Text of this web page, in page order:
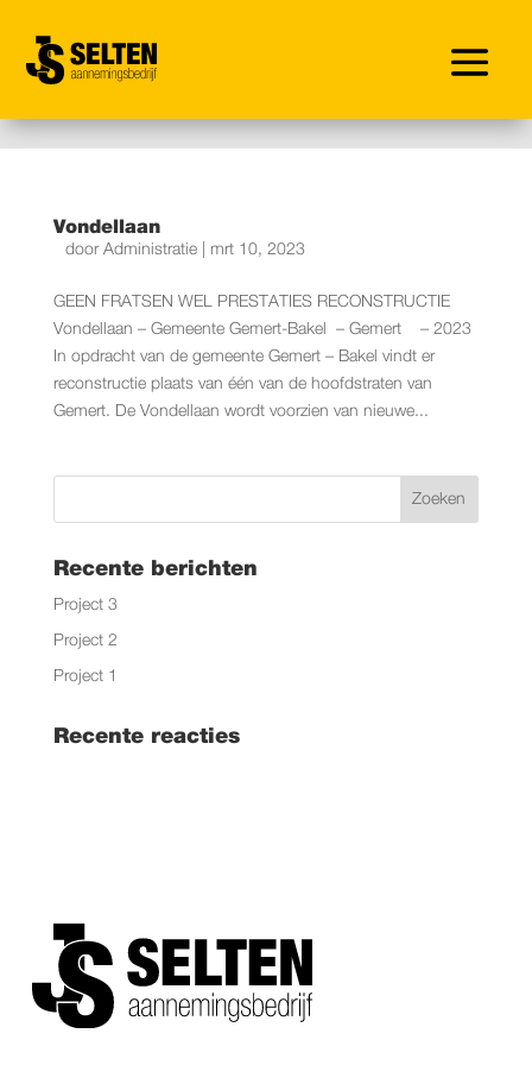
Vondellaan
door Administratie| mrt 10, 2023
GEEN FRATSEN WEL PRESTATIES RECONSTRUCTIE
Vondellaan – Gemeente Gemert-Bakel – Gemert – 2023
In opdracht van de gemeente Gemert – Bakel vindt er
reconstructie plaats van één van de hoofdstraten van
Gemert. De Vondellaan wordt voorzien van nieuwe...
Recente berichten
Project 3
Project 2
Project 1
Recente reacties